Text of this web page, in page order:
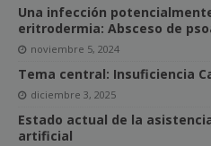
Una infección
eritrodermia: Absceso de
noviembre 5, 2024
Tema central: Insuficiencia
diciembre 3, 2025
Estado actual de la
artificial